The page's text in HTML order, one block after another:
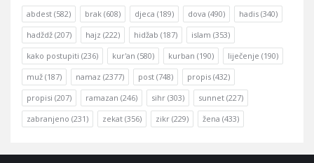
abdest (582) brak (608) djeca (189) dova (490) hadis (340)
hadždž (207) hajz (222) hidžab (187) islam (353)
kako postupiti (236) kur'an (580) kurban (190) liječenje (190)
muž (187) namaz (2377) post (748) propis (432)
propisi (207) ramazan (246) sihr (303) sunnet (227)
zabranjeno (231) zekat (356) zikr (229) žena (433)